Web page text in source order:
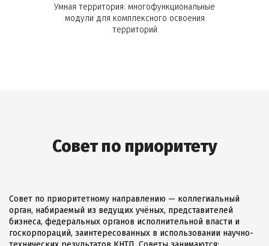
Умная территория: многофункциональные
модули для комплексного освоения
территорий
Совет по приоритету
Совет по приоритетному направлению — коллегиальный
орган, набираемый из ведущих учёных, представителей
бизнеса, федеральных органов исполнительной власти и
госкорпораций, заинтересованных в использовании научно-